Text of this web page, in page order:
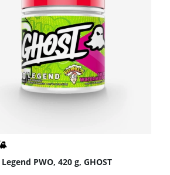
PWO, 420 g, GHOST